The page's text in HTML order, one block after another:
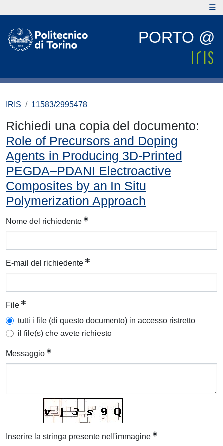
PORTO @
IRIS 11583/2995478
Richiedi una copia del documento:
Role of Precursors and Doping
Agents in Producing 3D-Printed
PEGDA–PDANI Electroactive
Composites by an In Situ
Polymerization Approach
Nome del richiedente
E-mail del richiedente
File
tutti i file (di questo documento) in accesso ristretto
il file(s) che avete richiesto
Messaggio
Inserire la stringa presente nell'immagine